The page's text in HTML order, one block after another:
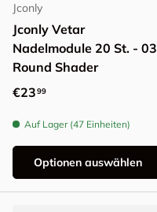
Jconly
Jconly Vetar
Nadelmodule 20 St. - 03
Round Shader
Normaler Preis
€2399
Auf Lager (47 Einheiten)
Optionen auswählen